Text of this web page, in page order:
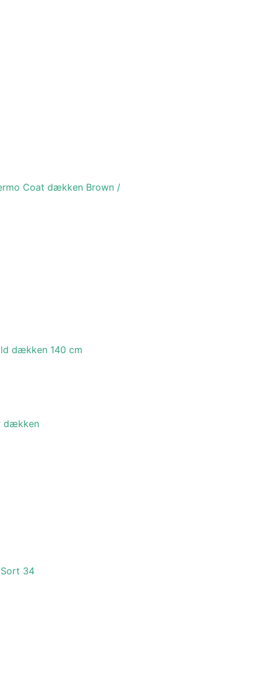
Coat dækken Brown /
dækken 140 cm
dækken
34